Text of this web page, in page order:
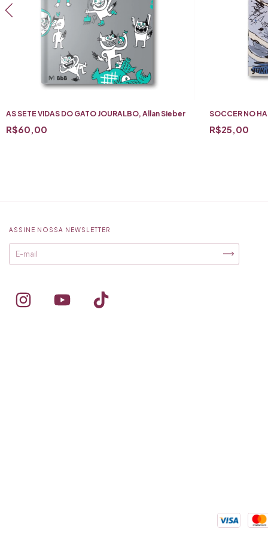
AS SETE VIDAS DO GATO JOURALBO, Allan Sieber
R$60,00
SOCCER NO
R$25,00
ASSINE NOSSA NEWSLETTER